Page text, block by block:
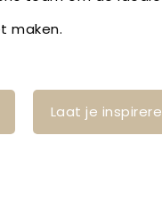
maken.
Laat je